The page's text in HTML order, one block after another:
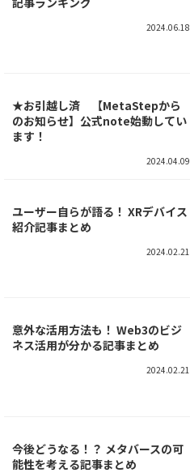
2024.06.18
★お引越し済 【MetaStepから
のお知らせ】公式note始動してい
ます！
2024.04.09
ユーザー自らが語る！ XRデバイス
紹介記事まとめ
2024.02.21
意外な活用方法も！ Web3のビジ
ネス活用が分かる記事まとめ
2024.02.21
今後どうなる！？ メタバースの可
能性を考える記事まとめ